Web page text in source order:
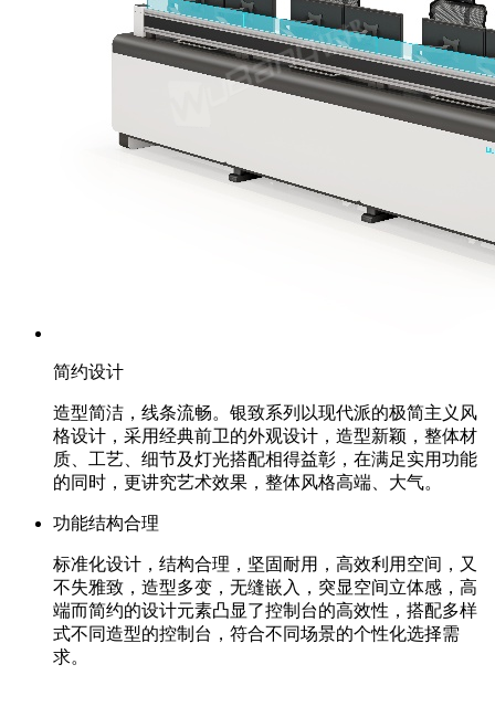
简约设计
造型简洁，线条流畅。银致系列以现代派的极简主义⻛
格设计，采⽤经典前卫的外观设计，造型新颖，整体材
质、⼯艺、细节及灯光搭配相得益彰，在满⾜实⽤功能
的同时，更讲究艺术效果，整体⻛格⾼端、⼤⽓。
功能结构合理
标准化设计，结构合理，坚固耐用，高效利用空间，又
不失雅致，造型多变，无缝嵌入，突显空间立体感，高
端而简约的设计元素凸显了控制台的高效性，搭配多样
式不同造型的控制台，符合不同场景的个性化选择需
求。